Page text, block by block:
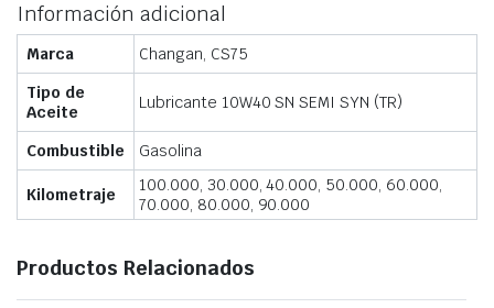
Información adicional
Marca
Changan, CS75
Tipo de
Aceite
Lubricante 10W40 SN SEMI SYN (TR)
Combustible Gasolina
Kilometraje
100.000, 30.000, 40.000, 50.000, 60.000,
70.000, 80.000, 90.000
Productos Relacionados